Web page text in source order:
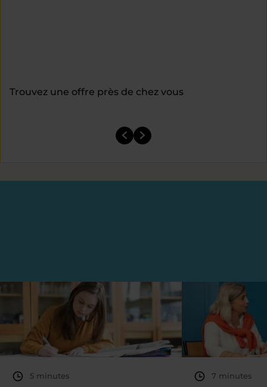
Trouvez une offre près de chez vous
5 minutes 7 minutes